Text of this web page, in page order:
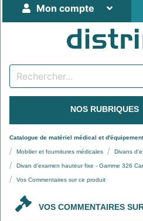
Mon compte
NOS RUBRIQUES
Catalogue de matériel médical et
Mobilier et fournitures médicales Divans
Divan d'examen hauteur fixe - Gamme 326
Vos Commentaires sur ce produit
VOS COMMENTAIRES